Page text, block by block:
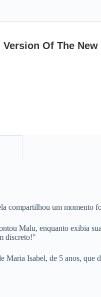
compartilhou um
Malu, enquanto exibia
discreto!"
Isabel, de 5 anos, que